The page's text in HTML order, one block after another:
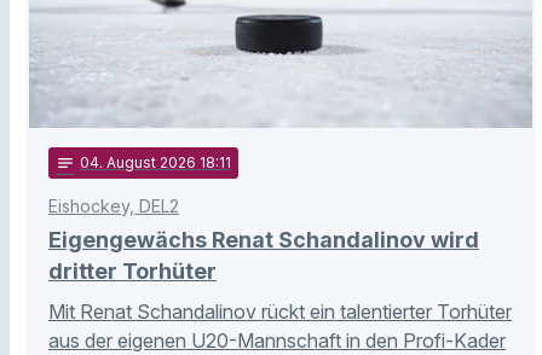
notes 04. August 2026 18:11
Eishockey, DEL2
Eigengewächs Renat Schandalinov wird
dritter Torhüter
Mit Renat Schandalinov rückt ein talentierter Torhüter
aus der eigenen U20-Mannschaft in den Profi-Kader